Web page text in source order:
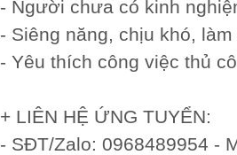
- Người chưa có kinh
- Siêng năng, chịu khó,
- Yêu thích công việc thủ
+ LIÊN HỆ ỨNG TUYỂN:
- SĐT/Zalo: 0968489954 -